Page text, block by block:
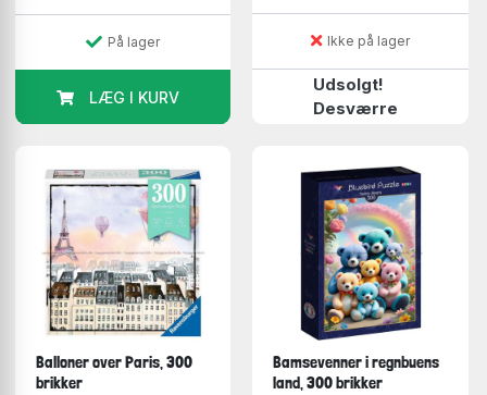
På lager
LÆG I KURV
Ikke på lager
Udsolgt!
Desværre
Balloner over Paris, 300
brikker
Bamsevenner i regnbuens
land, 300 brikker